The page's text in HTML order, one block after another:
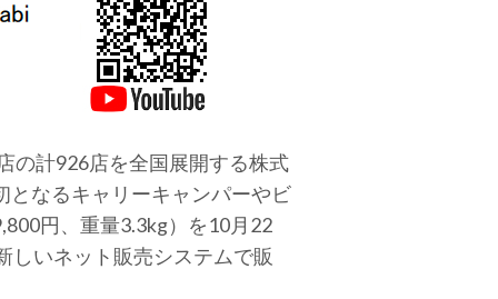
の計926店を全国展開する株式
となるキャリーキャンパーやビ
円、重量3.3kg）を10月22
しいネット販売システムで販